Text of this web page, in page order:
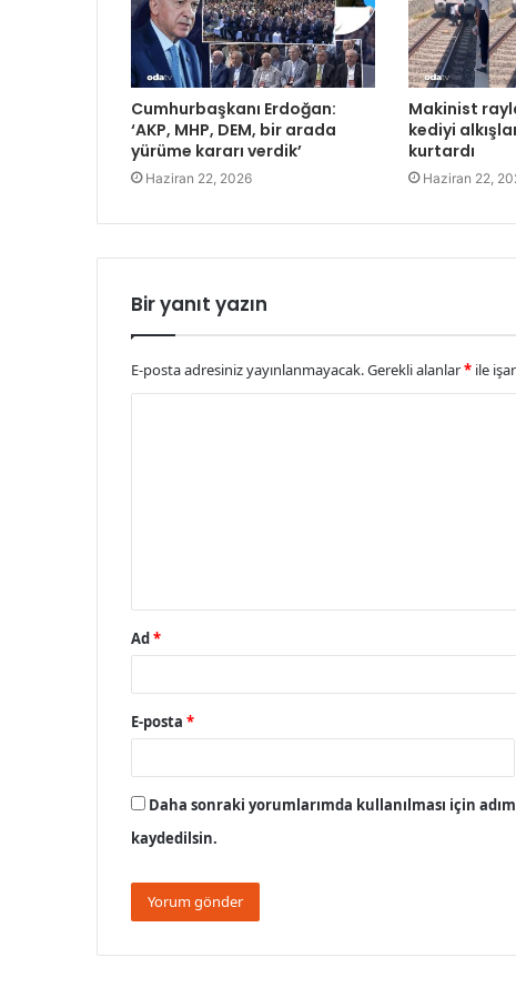
Cumhurbaşkanı Erdoğan:
‘AKP, MHP, DEM, bir arada
yürüme kararı verdik’
Haziran 22, 2026
Makinist
kediyi
kurtardı
Haziran 22,
Bir yanıt yazın
E-posta adresiniz yayınlanmayacak.Gerekli alanlar* ile
Ad*
E-posta *
Daha sonraki yorumlarımda kullanılması için
kaydedilsin.